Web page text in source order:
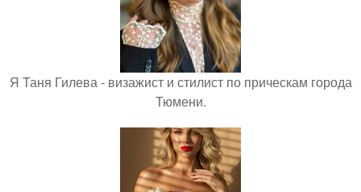
Я Таня Гилева - визажист и стилист по прическам города
Тюмени.